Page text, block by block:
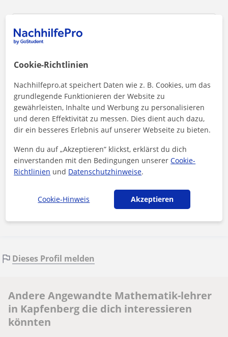
Durch Klicken auf eine der beiden Schaltflächen stimmen Sie unserem
Impressum
und unserer Datenschutzerklärung
Nachricht senden
Dieses Profil melden
Andere Angewandte Mathematik-lehrer
in Kapfenberg die dich interessieren
könnten
Cookie-Richtlinien
Nachhilfepro.at speichert Daten wie z. B. Cookies, um das
grundlegende Funktionieren der Website zu
gewährleisten, Inhalte und Werbung zu personalisieren
und deren Effektivität zu messen. Dies dient auch dazu,
dir ein besseres Erlebnis auf unserer Webseite zu bieten.
Wenn du auf „Akzeptieren” klickst, erklärst du dich
einverstanden mit den Bedingungen unsererCookie-
Richtlinien und Datenschutzhinweise.
Cookie-Hinweis Akzeptieren